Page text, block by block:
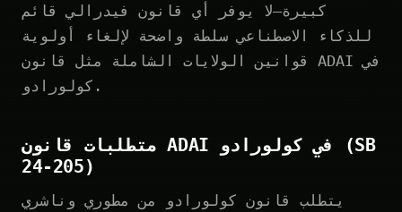
كبيرة—لا يوفر أي قانون فيدرالي قائم
للذكاء الاصطناعي سلطة واضحة لإلغاء أولوية
قوانين الولايات الشاملة مثل قانون ADAI في
كولورادو.
متطلبات قانون ADAI في كولورادو (SB
24-205)
يتطلب قانون كولورادو من مطوري وناشري